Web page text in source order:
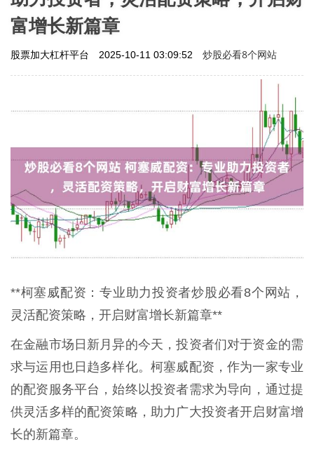
富增长新篇章
股票加大杠杆平台 2025-10-11 03:09:52 炒股必看8个网站
**柯塞威配资：专业助力投资者炒股必看8个网站，
灵活配资策略，开启财富增长新篇章**
在金融市场日新月异的今天，投资者们对于资金的需
求与运用也日趋多样化。柯塞威配资，作为一家专业
的配资服务平台，始终以投资者需求为导向，通过提
供灵活多样的配资策略，助力广大投资者开启财富增
长的新篇章。